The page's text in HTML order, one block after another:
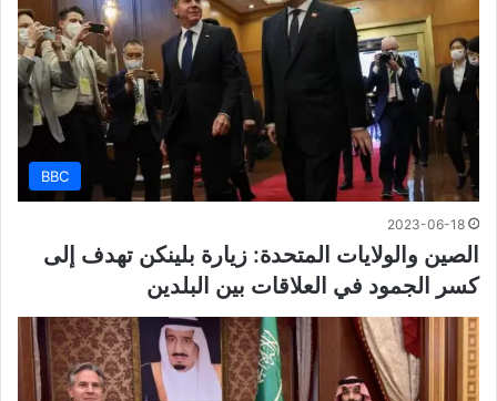
BBC
2023-06-18
الصين والولايات المتحدة: زيارة بلينكن تهدف إلى
كسر الجمود في العلاقات بين البلدين